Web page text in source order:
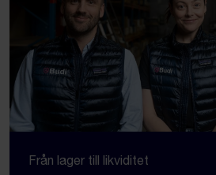
Från lager till likviditet